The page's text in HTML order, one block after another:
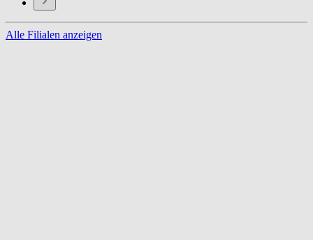
Alle Filialen anzeigen